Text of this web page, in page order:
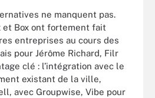
ne manquent pas.
et Box ont fortement fait
entreprises au cours des
pour Jérôme Richard, Filr
clé : l’intégration avec le
existant de la ville,
avec Groupwise, Vibe pour